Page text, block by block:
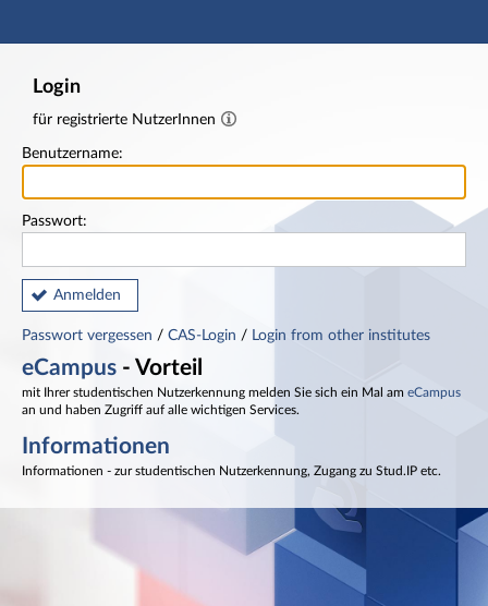
Hauptnavigation
Login
für registrierte NutzerInnen
Benutzername:
Passwort:
Anmelden
Passwort vergessen / CAS-Login / Login from other institutes
eCampus - Vorteil
mit Ihrer studentischen Nutzerkennung melden Sie sich ein Mal am eCampus
an und haben Zugriff auf alle wichtigen Services.
Informationen
Informationen - zur studentischen Nutzerkennung, Zugang zu Stud.IP etc.